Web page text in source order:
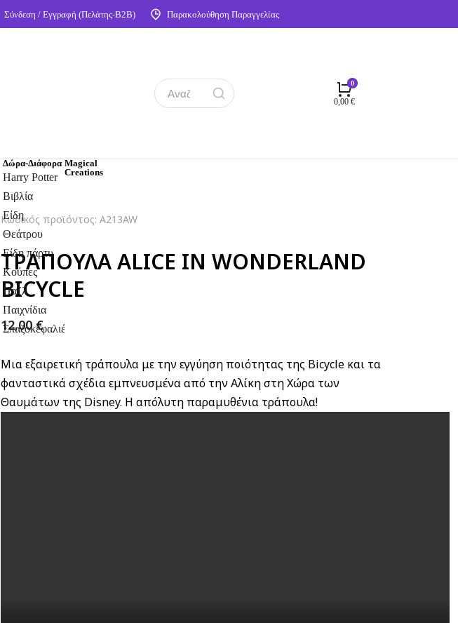
Σύνδεση / Εγγραφή (Πελάτης-Β2Β) Παρακολούθηση Παραγγελίας
Δώρα-Διάφορα
Harry Potter
Βιβλία
Είδη
Θεάτρου
Είδη πάρτυ
Κούπες
Παζλ
Παιχνίδια
Σπαζοκεφαλιές
Magical
Creations
0,00€
Κωδικός προϊόντος: A213AW
ΤΡΑΠΟΥΛΑ ALICE IN WONDERLAND
BICYCLE
12,00€
Μια εξαιρετική τράπουλα με την εγγύηση ποιότητας της Bicycle και τα
φανταστικά σχέδια εμπνευσμένα από την Αλίκη στη Χώρα των
Θαυμάτων της Disney. Η απόλυτη παραμυθένια τράπουλα!